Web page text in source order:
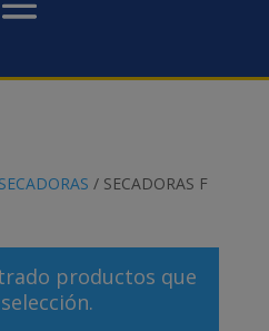
SECADORAS / SECADORAS F
productos que